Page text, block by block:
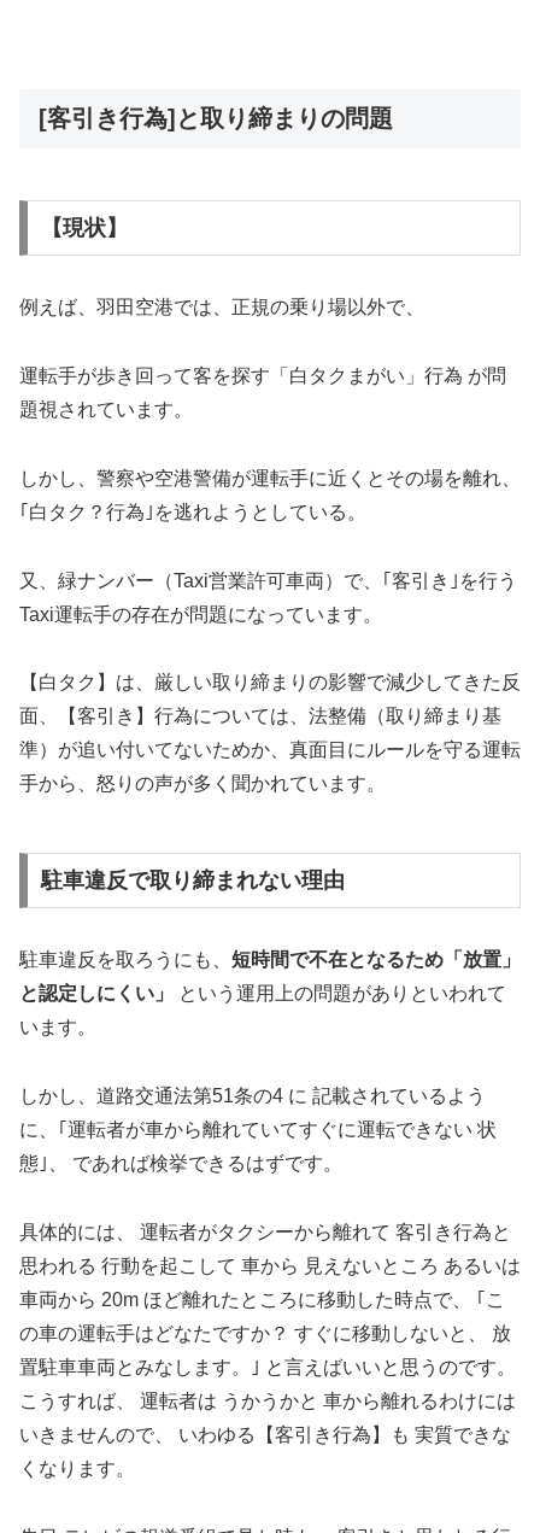
[客引き行為]と取り締まりの問題
【現状】
例えば、羽田空港では、正規の乗り場以外で、
運転手が歩き回って客を探す「白タクまがい」行為 が問
題視されています。
しかし、警察や空港警備が運転手に近くとその場を離れ、
｢白タク？行為｣を逃れようとしている。
又、緑ナンバー（Taxi営業許可車両）で、｢客引き｣を行う
Taxi運転手の存在が問題になっています。
【白タク】は、厳しい取り締まりの影響で減少してきた反
面、【客引き】行為については、法整備（取り締まり基
準）が追い付いてないためか、真面目にルールを守る運転
手から、怒りの声が多く聞かれています。
駐車違反で取り締まれない理由
駐車違反を取ろうにも、 短時間で不在となるため「放置」
と認定しにくい」
という運用上の問題がありといわれて
います。
しかし、道路交通法第51条の4 に 記載されているよう
に、｢運転者が車から離れていてすぐに運転できない 状
態｣、 であれば検挙できるはずです。
具体的には、 運転者がタクシーから離れて 客引き行為と
思われる 行動を起こして 車から 見えないところ あるいは
車両から 20m ほど離れたところに移動した時点で、 ｢こ
の車の運転手はどなたですか？ すぐに移動しないと、 放
置駐車車両とみなします。｣ と言えばいいと思うのです。
こうすれば、 運転者は うかうかと 車から離れるわけには
いきませんので、 いわゆる【客引き行為】も 実質できな
くなります。